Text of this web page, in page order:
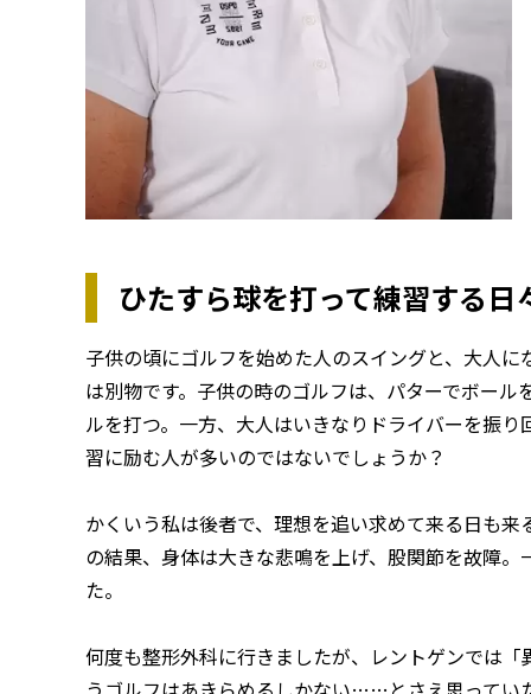
ひたすら球を打って練習する
子供の頃にゴルフを始めた人のスイングと、大人
は別物です。子供の時のゴルフは、パターでボー
ルを打つ。一方、大人はいきなりドライバーを振
習に励む人が多いのではないでしょうか？
かくいう私は後者で、理想を追い求めて来る日も
の結果、身体は大きな悲鳴を上げ、股関節を故障
た。
何度も整形外科に行きましたが、レントゲンでは